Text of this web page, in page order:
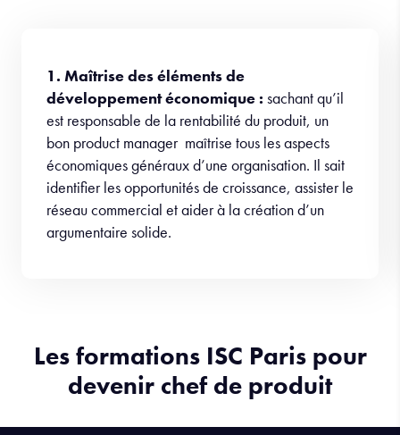
1. Maîtrise des éléments de
développement économique : sachant qu’il
est responsable de la rentabilité du produit, un
bon product manager maîtrise tous les aspects
économiques généraux d’une organisation. Il sait
identifier les opportunités de croissance, assister le
réseau commercial et aider à la création d’un
argumentaire solide.
Les formations ISC Paris pour
devenir chef de produit